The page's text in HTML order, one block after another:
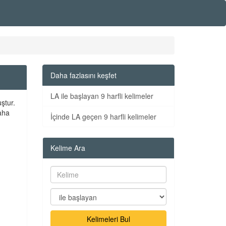
Daha fazlasını keşfet
LA ile başlayan 9 harfli kelimeler
İçinde LA geçen 9 harfli kelimeler
Kelime Ara
Kelimeleri Bul